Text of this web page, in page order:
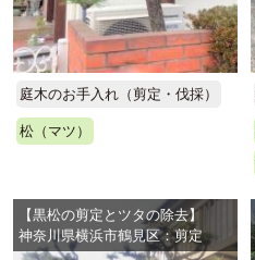
庭木のお手入れ（剪定・伐採）
松（マツ）
【黒松の剪定とツタの除去】
神奈川県横浜市鶴見区：剪定